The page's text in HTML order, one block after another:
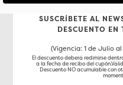
SUSCRÍBETE AL
DESCUENTO
(Vigencia: 1 de Julio
El descuento deberá redimirse
a la fecha de recibo del
Descuento NO acumulable con